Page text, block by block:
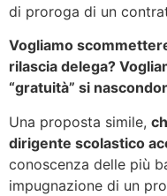
di proroga di un
Vogliamo
rilascia delega?
“gratuità” si
Una proposta simile,
dirigente scolastico
conoscenza delle più
impugnazione di un